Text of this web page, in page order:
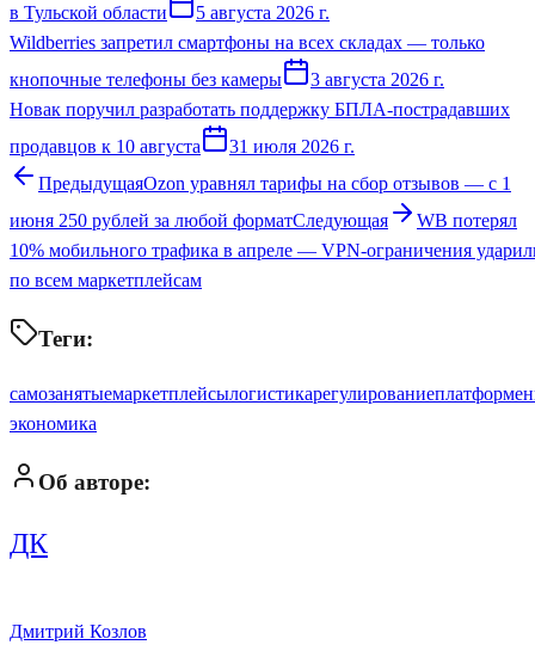
в Тульской области
5 августа 2026 г.
Wildberries запретил смартфоны на всех складах — только
кнопочные телефоны без камеры
3 августа 2026 г.
Новак поручил разработать поддержку БПЛА-пострадавших
продавцов к 10 августа
31 июля 2026 г.
ПредыдущаяOzon уравнял тарифы на сбор отзывов — с 1
июня 250 рублей за любой форматСледующая
WB потерял
10% мобильного трафика в апреле — VPN-ограничения
по всем маркетплейсам
Теги:
самозанятыемаркетплейсылогистикарегулирование
экономика
Об авторе:
ДК
Дмитрий Козлов